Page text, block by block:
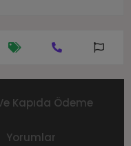
Kapıda Ödeme
Yorumlar